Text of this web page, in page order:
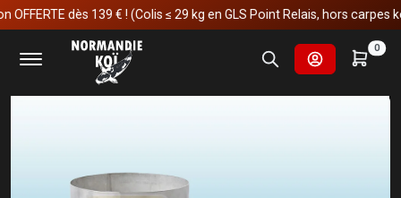
dès 139 € ! (Colis ≤ 29 kg en GLS Point Relais, hors carpes koï)
0
Accueil
Fournitures et technologies pour les bassins
Skimmers
Oase Profiskim Premium